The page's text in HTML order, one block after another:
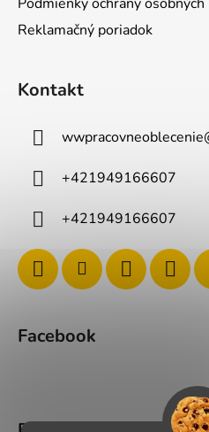
Reklamačný poriadok
Kontakt
wwpracovneoblecenie
+421949166607
+421949166607
Facebook